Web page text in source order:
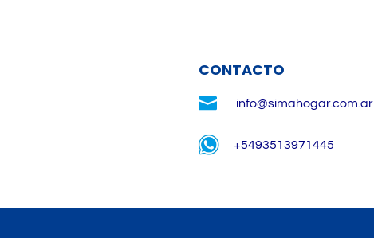
CONTACTO
 info@simahogar.com.ar
+5493513971445